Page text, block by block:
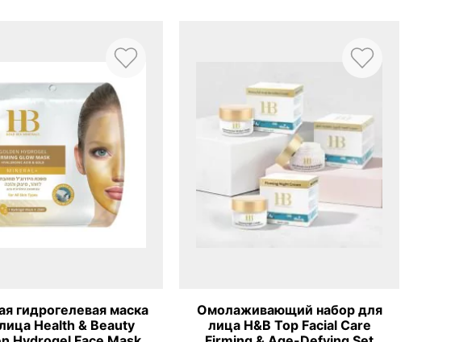
Омолаживающий набор для
лица H&B Top Facial Care
Интенсивный ночной крем с
коллагеном Health and Beauty